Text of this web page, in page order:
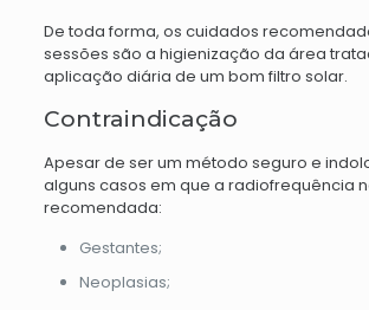
De toda forma, os cuidados
sessões são a higienização da área
aplicação diária de um bom filtro solar.
Contraindicação
Apesar de ser um método seguro e
alguns casos em que a radiofrequência
recomendada:
Gestantes;
Neoplasias;